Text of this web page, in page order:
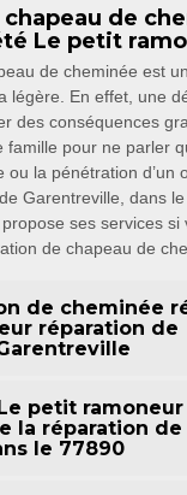
de
Le petit
de cheminée est
légère. En effet, une
des conséquences
pour ne parler
ou la pénétration d’un
Garentreville, dans le
ses services si
de chapeau de
de cheminée
réparation de
petit ramoneur
la réparation de
le 77890